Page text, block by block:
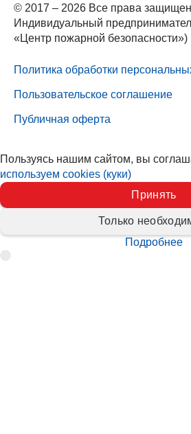
© 2017 – 2026 Все права
Индивидуальный
«Центр пожарной безопасности»)
Политика обработки
Пользовательское соглашение
Публичная оферта
Пользуясь нашим сайтом, вы
используем cookies (куки)
Принять
Только
Подробнее